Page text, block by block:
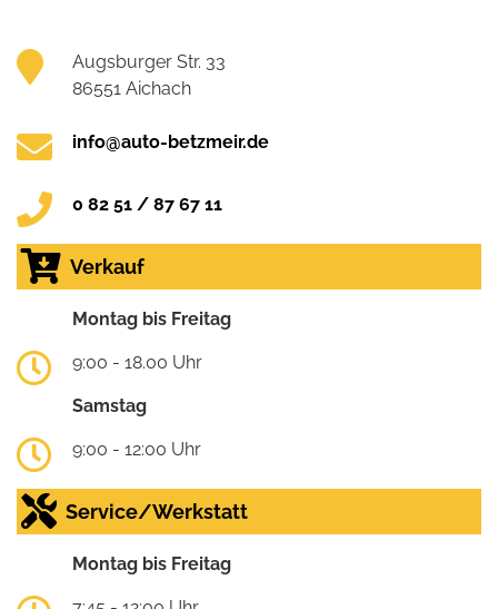
Augsburger Str. 33
86551 Aichach
info@auto-betzmeir.de
0 82 51 / 87 67 11
Verkauf
Montag bis Freitag
9:00 - 18.00 Uhr
Samstag
9:00 - 12:00 Uhr
Service/Werkstatt
Montag bis Freitag